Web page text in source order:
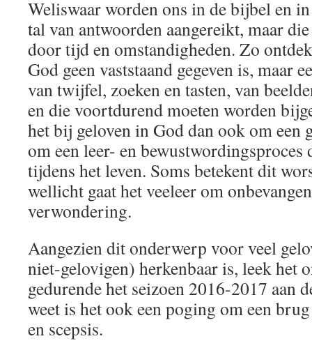
Weliswaar worden ons in de bijbel en
tal van antwoorden aangereikt, maar
door tijd en omstandigheden. Zo
God geen vaststaand gegeven is, maar
van twijfel, zoeken en tasten, van
en die voortdurend moeten worden
het bij geloven in God dan ook om een
om een leer- en bewustwordingsproces
tijdens het leven. Soms betekent dit
wellicht gaat het veeleer om
verwondering.
Aangezien dit onderwerp voor veel
niet-gelovigen) herkenbaar is, leek het
gedurende het seizoen 2016-2017 aan
weet is het ook een poging om een
en scepsis.